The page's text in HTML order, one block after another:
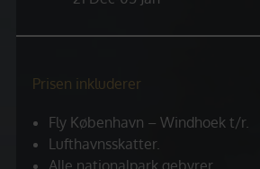
Prisen inkluderer
Fly København – Windhoek t/r.
Lufthavnsskatter.
Alle nationalpark gebyrer.